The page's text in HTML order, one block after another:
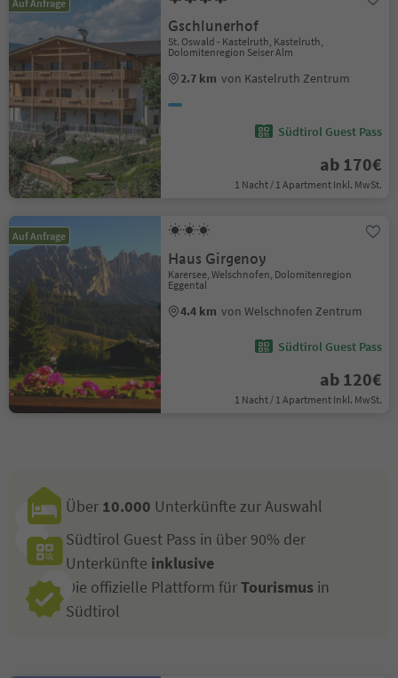
Auf Anfrage
Gschlunerhof
St. Oswald - Kastelruth, Kastelruth,
Dolomitenregion Seiser Alm
2.7 km von Kastelruth Zentrum
Südtirol Guest Pass
ab 170€
1 Nacht / 1 Apartment Inkl. MwSt.
Auf Anfrage
Haus Girgenoy
Karersee, Welschnofen, Dolomitenregion
Eggental
4.4 km von Welschnofen Zentrum
Südtirol Guest Pass
ab 120€
1 Nacht / 1 Apartment Inkl. MwSt.
Über 10.000 Unterkünfte zur Auswahl
Südtirol Guest Pass in über 90% der
Unterkünfte inklusive
Die offizielle Plattform fürTourismus in
Südtirol